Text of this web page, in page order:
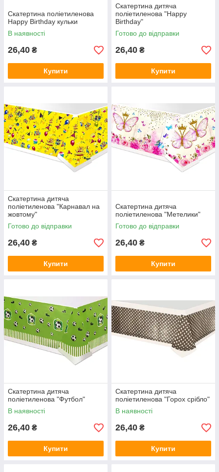
Скатертина поліетиленова
Happy Birthday кульки
В наявності
26,40 ₴
Купити
Скатертина дитяча
поліетиленова "Happy
Birthday"
Готово до відправки
26,40 ₴
Купити
Скатертина дитяча
поліетиленова "Карнавал на
жовтому"
Готово до відправки
26,40 ₴
Купити
Скатертина дитяча
поліетиленова "Метелики"
Готово до відправки
26,40 ₴
Купити
Скатертина дитяча
поліетиленова "Футбол"
В наявності
26,40 ₴
Купити
Скатертина дитяча
поліетиленова "Горох срібло"
В наявності
26,40 ₴
Купити